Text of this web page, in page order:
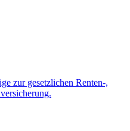
zur gesetzlichen Renten-,